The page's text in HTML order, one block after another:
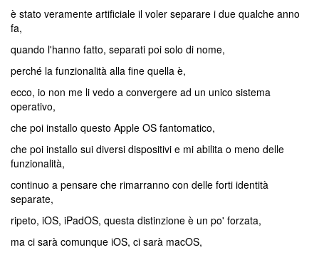
è stato veramente artificiale il voler separare i due qualche anno
fa,
quando l'hanno fatto, separati poi solo di nome,
perché la funzionalità alla fine quella è,
ecco, io non me li vedo a convergere ad un unico sistema
operativo,
che poi installo questo Apple OS fantomatico,
che poi installo sui diversi dispositivi e mi abilita o meno delle
funzionalità,
continuo a pensare che rimarranno con delle forti identità
separate,
ripeto, iOS, iPadOS, questa distinzione è un po' forzata,
ma ci sarà comunque iOS, ci sarà macOS,